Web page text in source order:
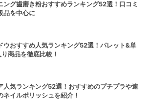
ング歯磨き粉おすすめランキング52選！口コミ
品を中心に
ウおすすめ人気ランキング52選！パレット&単
商品を徹底比較！
人気ランキング52選！おすすめのプチプラや速
ネイルポリッシュを紹介！